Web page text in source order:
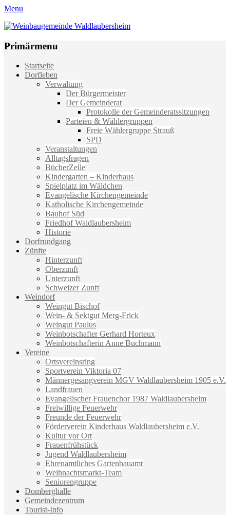
Menu
Weinbaugemeinde Waldlaubersheim
Primärmenu
Weiter
zum
Startseite
Dorfleben
Verwaltung
Der Bürgermeister
Der Gemeinderat
Protokolle der Gemeinderatssitzungen
Parteien & Wählergruppen
Freie Wählergruppe Strauß
SPD
Veranstaltungen
Alltagsfragen
BücherZelle
Kindergarten – Kinderhaus
Spielplatz im Wäldchen
Evangelische Kirchengemeinde
Katholische Kirchengemeinde
Bauhof Süd
Friedhof Waldlaubersheim
Historie
Dorfrundgang
Zünfte
Hinterzunft
Oberzunft
Unterzunft
Schweizer Zunft
Weindorf
Weingut Bischof
Wein- & Sektgut Merg-Frick
Weingut Paulus
Weinbotschafter Gerhard Horteux
Weinbotschafterin Anne Buchmann
Vereine
Ortsvereinsring
Sportverein Viktoria 07
Männergesangverein MGV Waldlaubersheim 1905 e.V.
Landfrauen
Evangelischer Frauenchor 1987 Waldlaubersheim
Freiwillige Feuerwehr
Freunde der Feuerwehr
Förderverein Kinderhaus Waldlaubersheim e.V.
Kultur vor Ort
Frauenfrühstück
Jugend Waldlaubersheim
Ehrenamtliches Gartenbauamt
Weihnachtsmarkt-Team
Seniorengruppe
Domberghalle
Gemeindezentrum
Tourist-Info